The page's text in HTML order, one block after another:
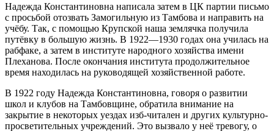
Надежда Константиновна написала затем в ЦК партии письмо
с просьбой отозвать Замогильную из Тамбова и направить на
учёбу. Так, с помощью Крупской наша землячка получила
путёвку в большую жизнь. В 1922—1930 годах она училась на
рабфаке, а затем в институте народного хозяйства имени
Плеханова. После окончания института продолжительное
время находилась на руководящей хозяйственной работе.
В 1922 году Надежда Константиновна, говоря о развитии
школ и клубов на Тамбовщине, обратила внимание на
закрытие в некоторых уездах изб-читален и других культурно-
просветительных учреждений. Это вызвало у неё тревогу, о